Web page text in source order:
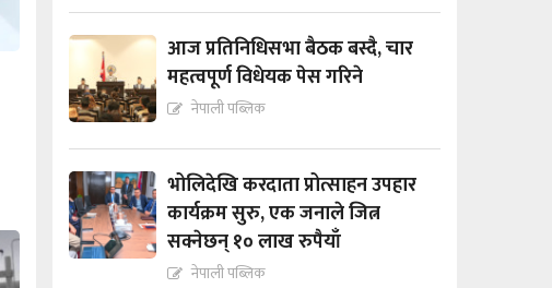
आज प्रतिनिधिसभा बैठक बस्दै, चार
महत्वपूर्ण विधेयक पेस गरिने
नेपाली पब्लिक
भोलिदेखि करदाता प्रोत्साहन उपहार
कार्यक्रम सुरु, एक जनाले जित्न
सक्नेछन् १० लाख रुपैयाँ
नेपाली पब्लिक